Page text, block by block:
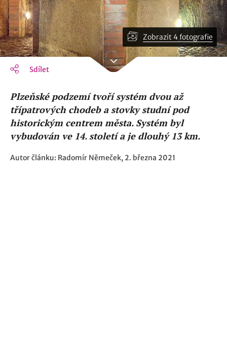
Zobrazit 4 fotografie
Sdílet
Plzeňské podzemí tvoří systém dvou až
třípatrových chodeb a stovky studní pod
historickým centrem města. Systém byl
vybudován ve 14. století a je dlouhý 13 km.
Autor článku: Radomír Němeček, 2. března 2021